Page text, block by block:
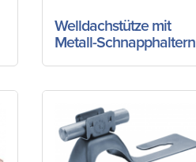
Welldachstütze mit
Metall-Schnapphaltern